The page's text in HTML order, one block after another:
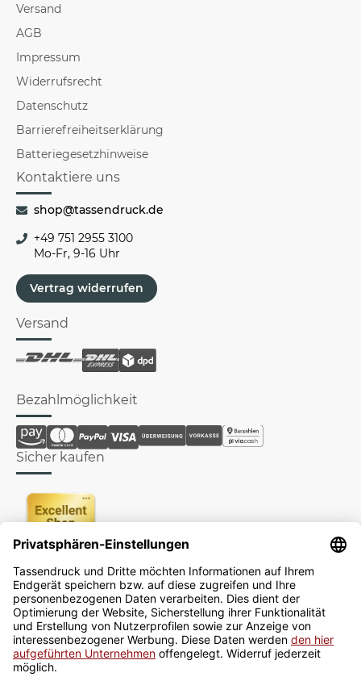
Versand
AGB
Impressum
Widerrufsrecht
Datenschutz
Barrierefreiheitserklärung
Batteriegesetzhinweise
Kontaktiere uns
shop@tassendruck.de
+49 751 2955 3100
Mo-Fr, 9-16 Uhr
Vertrag widerrufen
Versand
Bezahlmöglichkeit
Sicher kaufen
Newsletter